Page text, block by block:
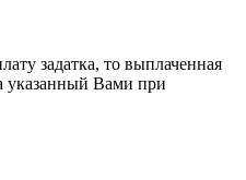
задатка, то выплаченная
указанный Вами при